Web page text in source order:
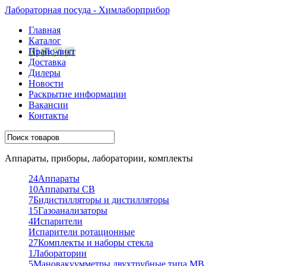
Лабораторная посуда - Химлаборприбор
Главная
Каталог
Прайс-лист
Доставка
Дилеры
Новости
Раскрытие информации
Вакансии
Контакты
Аппараты, приборы, лаборатории, комплекты
24Аппараты
10Аппараты СВ
7Бидистилляторы и дистилляторы
15Газоанализаторы
4Испарители
Испарители ротационные
27Комплекты и наборы стекла
1Лаборатории
5Мановакуумметры двухтрубные типа МВ